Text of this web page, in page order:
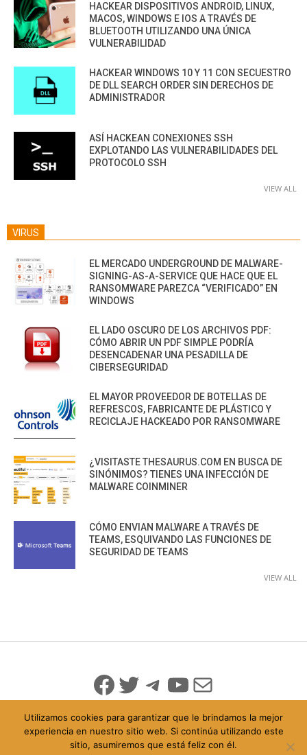
HACKEAR DISPOSITIVOS ANDROID, LINUX,
MACOS, WINDOWS E IOS A TRAVÉS DE
BLUETOOTH UTILIZANDO UNA ÚNICA
VULNERABILIDAD
HACKEAR WINDOWS 10 Y 11 CON SECUESTRO
DE DLL SEARCH ORDER SIN DERECHOS DE
ADMINISTRADOR
ASÍ HACKEAN CONEXIONES SSH
EXPLOTANDO LAS VULNERABILIDADES DEL
PROTOCOLO SSH
VIEW ALL
VIRUS
EL MERCADO UNDERGROUND DE MALWARE-
SIGNING-AS-A-SERVICE QUE HACE QUE EL
RANSOMWARE PAREZCA “VERIFICADO” EN
WINDOWS
EL LADO OSCURO DE LOS ARCHIVOS PDF:
CÓMO ABRIR UN PDF SIMPLE PODRÍA
DESENCADENAR UNA PESADILLA DE
CIBERSEGURIDAD
EL MAYOR PROVEEDOR DE BOTELLAS DE
REFRESCOS, FABRICANTE DE PLÁSTICO Y
RECICLAJE HACKEADO POR RANSOMWARE
¿VISITASTE THESAURUS.COM EN BUSCA DE
SINÓNIMOS? TIENES UNA INFECCIÓN DE
MALWARE COINMINER
CÓMO ENVIAN MALWARE A TRAVÉS DE
TEAMS, ESQUIVANDO LAS FUNCIONES DE
SEGURIDAD DE TEAMS
VIEW ALL
Facebook
Twitter
Telegram
YouTube
Mail
© 2026 Todo Derechos Reservados
Utilizamos cookies para garantizar que le brindamos la mejor
experiencia en nuestro sitio web. Si continúa utilizando este
sitio, asumiremos que está feliz con él.